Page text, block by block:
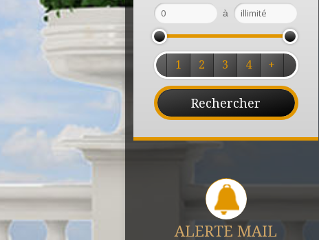
à
1 2 3 4 +
ALERTE MAIL